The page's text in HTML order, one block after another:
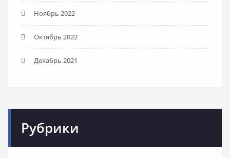
Ноябрь 2022
Октябрь 2022
Декабрь 2021
Рубрики